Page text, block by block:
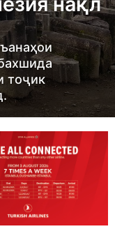
тоҷик